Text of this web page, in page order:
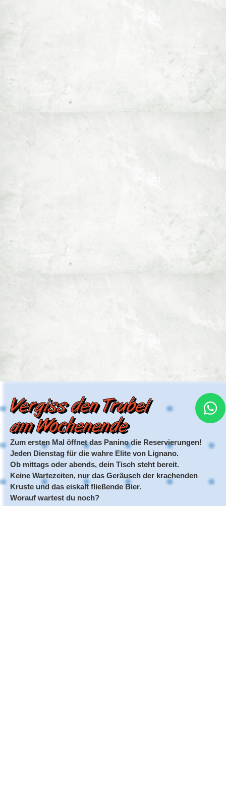
Vergiss den Trubel
am Wochenende
Zum ersten Mal öffnet das Panino die Reservierungen!
Jeden Dienstag für die wahre Elite von Lignano.
Ob mittags oder abends, dein Tisch steht bereit.
Keine Wartezeiten, nur das Geräusch der krachenden
Kruste und das eiskalt fließende Bier.
Worauf wartest du noch?